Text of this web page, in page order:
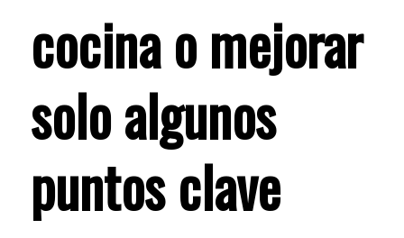
cocina o mejorar
solo algunos
puntos clave